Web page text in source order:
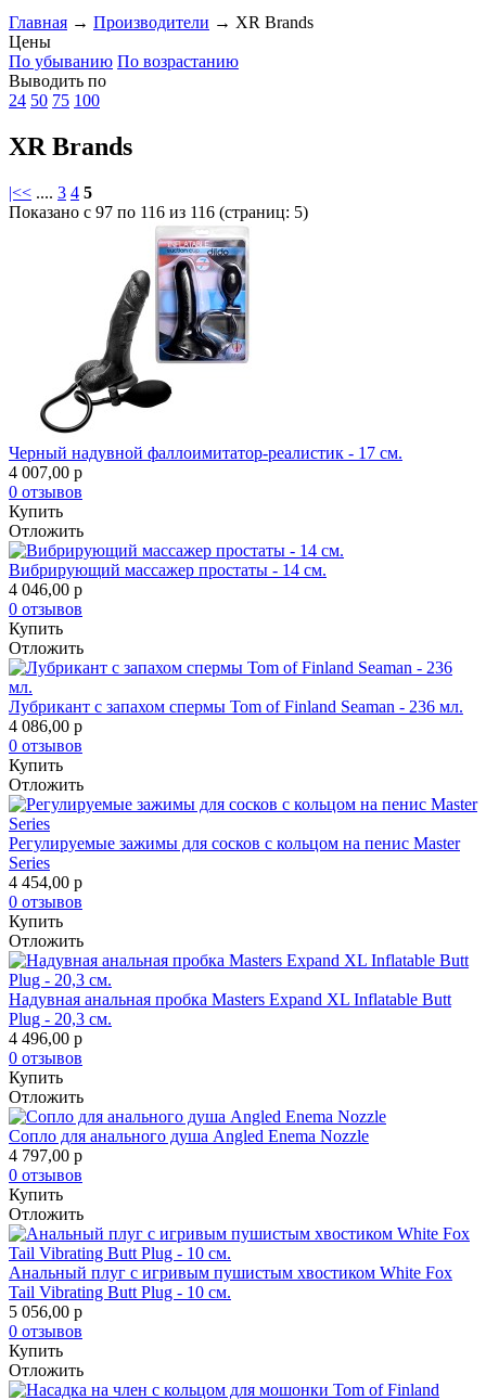
Главная → Производители → XR Brands
Цены
По убыванию По возрастанию
Выводить по
24 50 75 100
XR Brands
|<< .... 3 4 5
Показано с 97 по 116 из 116 (страниц: 5)
Черный надувной фаллоимитатор-реалистик - 17 см.
4 007,00 p
0 отзывов
Купить
Отложить
Вибрирующий массажер простаты - 14 см.
4 046,00 p
0 отзывов
Купить
Отложить
Лубрикант с запахом спермы Tom of Finland Seaman - 236 мл.
4 086,00 p
0 отзывов
Купить
Отложить
Регулируемые зажимы для сосков с кольцом на пенис Master
Series
4 454,00 p
0 отзывов
Купить
Отложить
Надувная анальная пробка Masters Expand XL Inflatable Butt
Plug - 20,3 см.
4 496,00 p
0 отзывов
Купить
Отложить
Сопло для анального душа Angled Enema Nozzle
4 797,00 p
0 отзывов
Купить
Отложить
Анальный плуг с игривым пушистым хвостиком White Fox
Tail Vibrating Butt Plug - 10 см.
5 056,00 p
0 отзывов
Купить
Отложить